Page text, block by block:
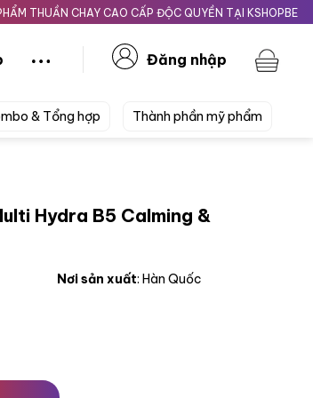
CHAY CAO CẤP ĐỘC QUYỀN TẠI KSHOPBEAUTY.VN
Đăng nhập
& Tổng hợp Thành phần mỹ phẩm
Hydra B5 Calming &
Nơi sản xuất: Hàn Quốc
& Repairing Toner 205ml số lượng